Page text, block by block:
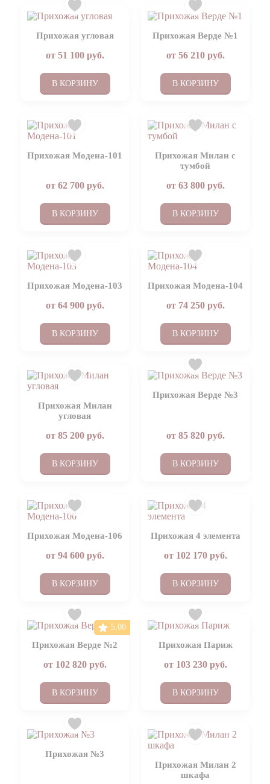
Прихожая угловая
от 51 100руб.
В КОРЗИНУ
Прихожая Верде №1
от 56 210руб.
В КОРЗИНУ
Прихожая Модена-101
от 62 700руб.
В КОРЗИНУ
Прихожая Милан с
тумбой
от 63 800руб.
В КОРЗИНУ
Прихожая Модена-103
от 64 900руб.
В КОРЗИНУ
Прихожая Модена-104
от 74 250руб.
В КОРЗИНУ
Прихожая Милан
угловая
от 85 200руб.
В КОРЗИНУ
Прихожая Верде №3
от 85 820руб.
В КОРЗИНУ
Прихожая Модена-106
от 94 600руб.
В КОРЗИНУ
Прихожая 4 элемента
от 102 170руб.
В КОРЗИНУ
Прихожая Верде №2
от 102 820руб.
В КОРЗИНУ
5.00
Прихожая Париж
от 103 230руб.
В КОРЗИНУ
Прихожая №3
Прихожая Милан 2
шкафа